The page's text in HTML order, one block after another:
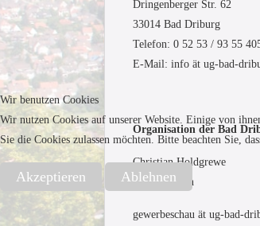
Dringenberger Str. 62
33014 Bad Driburg
Telefon: 0 52 53 / 93 55
E-Mail: info ät ug-bad-
Organisation der Bad
Christian Holdgrewe
Ingo Wiegran
gewerbeschau ät ug-bad-
Wir benutzen Cookies
Wir nutzen Cookies auf unserer Website. Einige von
Sie die Cookies zulassen möchten. Bitte beachten Sie,
Akzeptieren Ablehnen